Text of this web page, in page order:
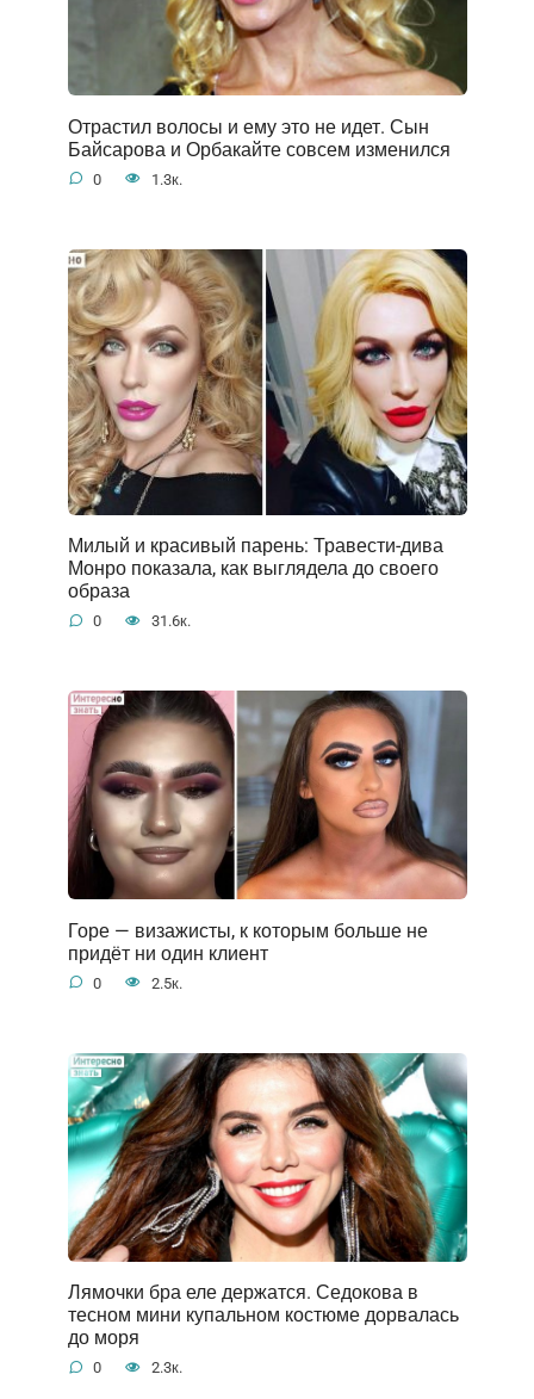
Отрастил волосы и ему это не идет. Сын
Байсарова и Орбакайте совсем изменился
0 1.3к.
Милый и красивый парень: Травести-дива
Монро показала, как выглядела до своего
образа
0 31.6к.
Горе — визажисты, к которым больше не
придёт ни один клиент
0 2.5к.
Лямочки бра еле держатся. Седокова в
тесном мини купальном костюме дорвалась
до моря
0 2.3к.